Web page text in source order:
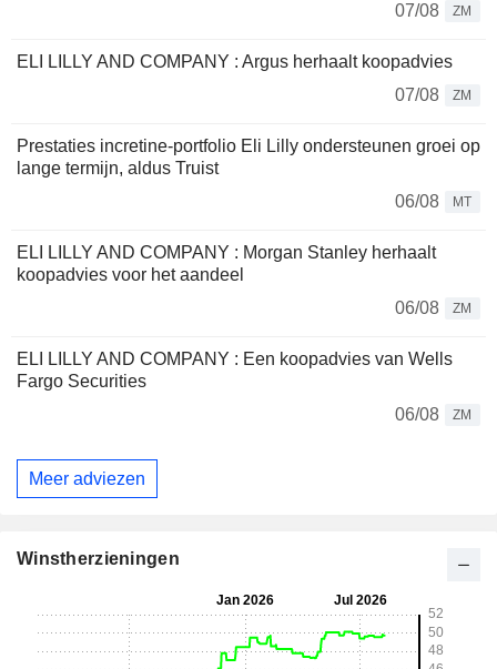
07/08
ZM
ELI LILLY AND COMPANY : Argus herhaalt koopadvies
07/08
ZM
Prestaties incretine-portfolio Eli Lilly ondersteunen groei op
lange termijn, aldus Truist
06/08
MT
ELI LILLY AND COMPANY : Morgan Stanley herhaalt
koopadvies voor het aandeel
06/08
ZM
ELI LILLY AND COMPANY : Een koopadvies van Wells
Fargo Securities
06/08
ZM
Meer adviezen
Winstherzieningen